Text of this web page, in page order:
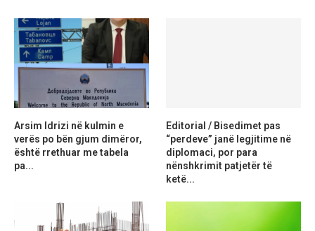
Arsim Idrizi në kulmin e
verës po bën gjum dimëror,
është rrethuar me tabela
pa...
Editorial / Bisedimet pas
“perdeve” janë legjitime në
diplomaci, por para
nënshkrimit patjetër të
ketë...